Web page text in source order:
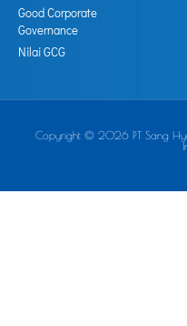
Good Corporate
Governance
Nilai GCG
Copyright © 2026 PT Sang